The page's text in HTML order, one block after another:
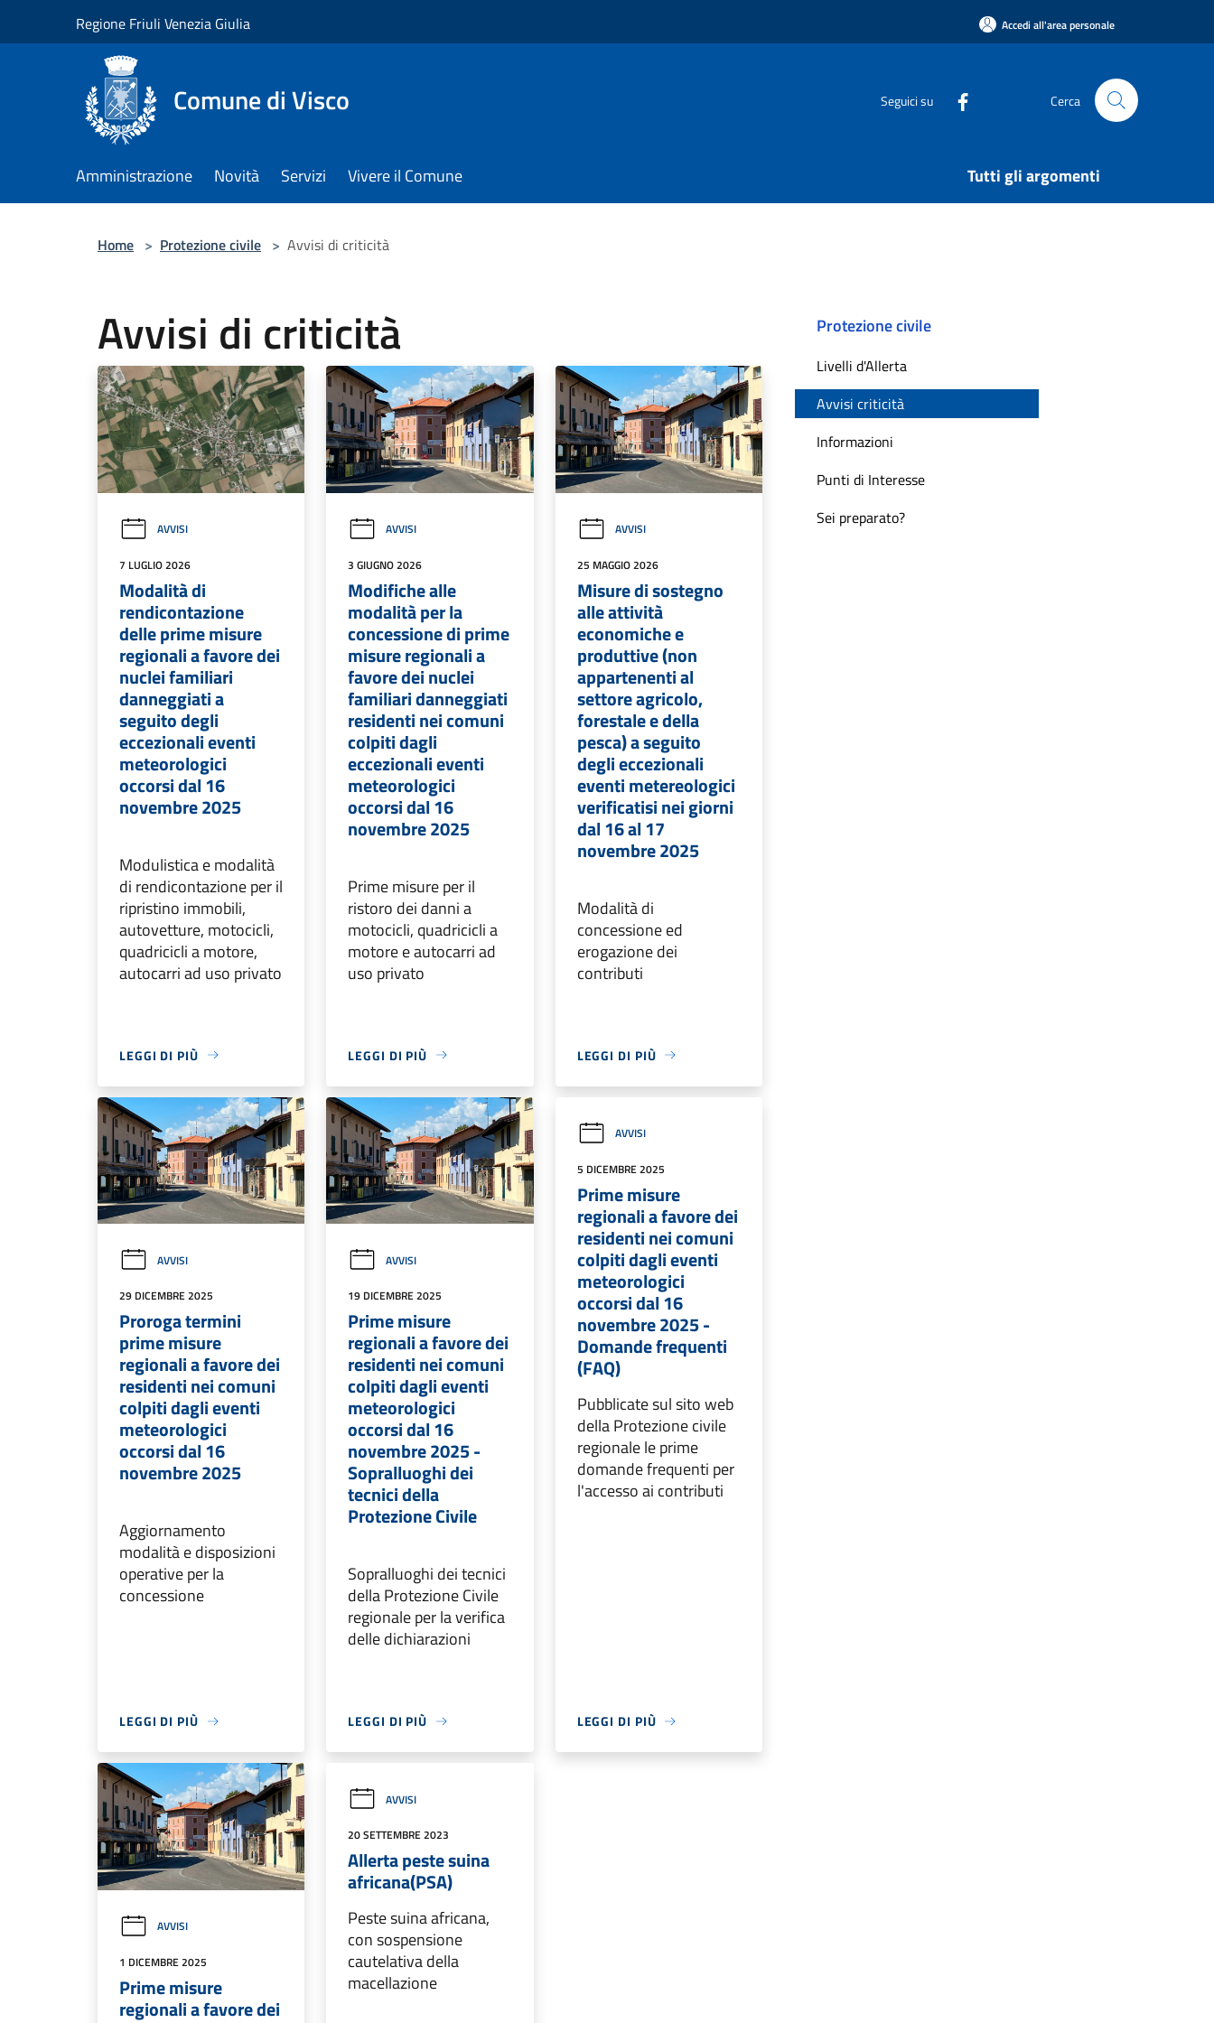
Regione Friuli Venezia Giulia Accedi all'area personale
Comune di Visco Seguici su Cerca
Amministrazione Novità Servizi Vivere il Comune Tutti gli argomenti
Home > Protezione civile > Avvisi di criticità
Avvisi di criticità
AVVISI
7 LUGLIO 2026
Modalità di
rendicontazione
delle prime misure
regionali a favore dei
nuclei familiari
danneggiati a
seguito degli
eccezionali eventi
meteorologici
occorsi dal 16
novembre 2025
Modulistica e modalità
di rendicontazione per il
ripristino immobili,
autovetture, motocicli,
quadricicli a motore,
autocarri ad uso privato
LEGGI DI PIÙ
AVVISI
3 GIUGNO 2026
Modifiche alle
modalità per la
concessione di prime
misure regionali a
favore dei nuclei
familiari danneggiati
residenti nei comuni
colpiti dagli
eccezionali eventi
meteorologici
occorsi dal 16
novembre 2025
Prime misure per il
ristoro dei danni a
motocicli, quadricicli a
motore e autocarri ad
uso privato
LEGGI DI PIÙ
AVVISI
25 MAGGIO 2026
Misure di sostegno
alle attività
economiche e
produttive (non
appartenenti al
settore agricolo,
forestale e della
pesca) a seguito
degli eccezionali
eventi metereologici
verificatisi nei giorni
dal 16 al 17
novembre 2025
Modalità di
concessione ed
erogazione dei
contributi
LEGGI DI PIÙ
AVVISI
29 DICEMBRE 2025
Proroga termini
prime misure
regionali a favore dei
residenti nei comuni
colpiti dagli eventi
meteorologici
occorsi dal 16
novembre 2025
Aggiornamento
modalità e disposizioni
operative per la
concessione
LEGGI DI PIÙ
AVVISI
19 DICEMBRE 2025
Prime misure
regionali a favore dei
residenti nei comuni
colpiti dagli eventi
meteorologici
occorsi dal 16
novembre 2025 -
Sopralluoghi dei
tecnici della
Protezione Civile
Sopralluoghi dei tecnici
della Protezione Civile
regionale per la verifica
delle dichiarazioni
LEGGI DI PIÙ
AVVISI
5 DICEMBRE 2025
Prime misure
regionali a favore dei
residenti nei comuni
colpiti dagli eventi
meteorologici
occorsi dal 16
novembre 2025 -
Domande frequenti
(FAQ)
Pubblicate sul sito web
della Protezione civile
regionale le prime
domande frequenti per
l'accesso ai contributi
LEGGI DI PIÙ
AVVISI
1 DICEMBRE 2025
Prime misure
regionali a favore dei
AVVISI
20 SETTEMBRE 2023
Allerta peste suina
africana(PSA)
Peste suina africana,
con sospensione
cautelativa della
macellazione
Protezione civile
Livelli d'Allerta
Avvisi criticità
Informazioni
Punti di Interesse
Sei preparato?